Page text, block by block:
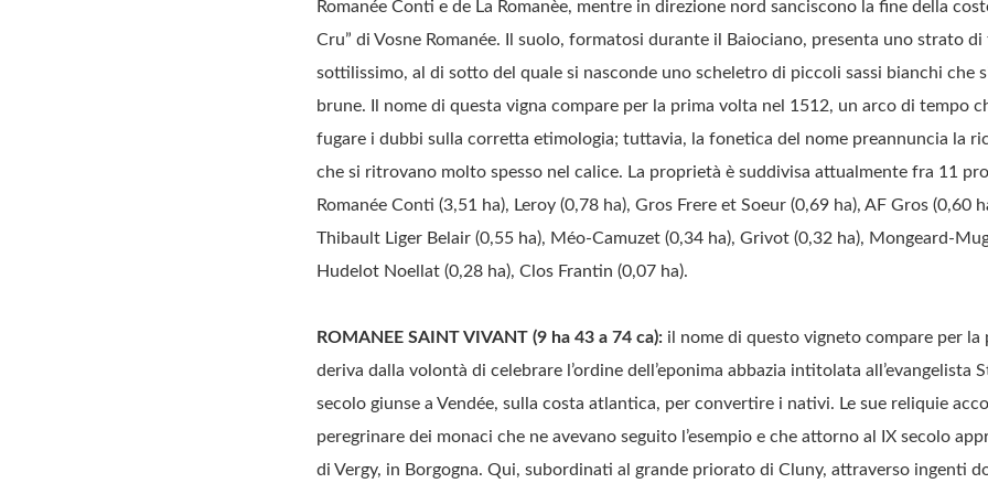
Romanée Conti e de La Romanèe, mentre in direzione nord sanciscono la fine della
Cru” di Vosne Romanée. Il suolo, formatosi durante il Baiociano, presenta uno strato di
sottilissimo, al di sotto del quale si nasconde uno scheletro di piccoli sassi bianchi che
brune. Il nome di questa vigna compare per la prima volta nel 1512, un arco di tempo
fugare i dubbi sulla corretta etimologia; tuttavia, la fonetica del nome preannuncia la
che si ritrovano molto spesso nel calice. La proprietà è suddivisa attualmente fra 11
Romanée Conti (3,51 ha), Leroy (0,78 ha), Gros Frere et Soeur (0,69 ha), AF Gros (0,60
Thibault Liger Belair (0,55 ha), Méo-Camuzet (0,34 ha), Grivot (0,32 ha), Mongeard-
Hudelot Noellat (0,28 ha), Clos Frantin (0,07 ha).
ROMANEE SAINT VIVANT (9 ha 43 a 74 ca): il nome di questo vigneto compare per la
deriva dalla volontà di celebrare l’ordine dell’eponima abbazia intitolata all’evangelista
secolo giunse a Vendée, sulla costa atlantica, per convertire i nativi. Le sue reliquie
peregrinare dei monaci che ne avevano seguito l’esempio e che attorno al IX secolo
di Vergy, in Borgogna. Qui, subordinati al grande priorato di Cluny, attraverso ingenti